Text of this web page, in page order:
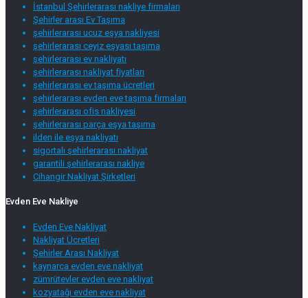
İstanbul Şehirlerarası nakliye firmaları
Şehirler arası Ev Taşıma
şehirlerarası ucuz eşya nakliyesi
şehirlerarası ceyiz eşyası taşıma
şehirlerarası ev nakliyatı
şehirlerarası nakliyat fiyatları
şehirlerarası ev taşıma ücretleri
şehirlerarası evden eve taşıma firmaları
şehirlerarası ofis nakliyesi
şehirlerarası parça eşya taşıma
ilden ile eşya nakliyatı
sigortalı şehirlerarası nakliyat
garantili şehirlerarası nakliye
Cihangir Nakliyat Şirketleri
Evden Eve Nakliye
Evden Eve Nakliyat
Nakliyat Ücretleri
Şehirler Arası Nakliyat
kaynarca evden eve nakliyat
zümrütevler evden eve nakliyat
kozyatağı evden eve nakliyat